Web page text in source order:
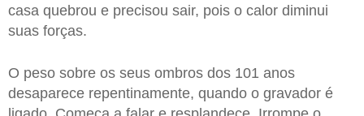
casa quebrou e precisou sair, pois o calor diminui
suas forças.
O peso sobre os seus ombros dos 101 anos
desaparece repentinamente, quando o gravador é